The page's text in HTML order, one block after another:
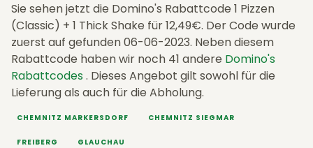
Sie sehen jetzt die Domino's Rabattcode 1 Pizzen
(Classic) + 1 Thick Shake für 12,49€. Der Code wurde
zuerst auf gefunden 06-06-2023. Neben diesem
Rabattcode haben wir noch 41 andere Domino's
Rabattcodes . Dieses Angebot gilt sowohl für die
Lieferung als auch für die Abholung.
CHEMNITZ MARKERSDORF CHEMNITZ SIEGMAR
FREIBERG GLAUCHAU